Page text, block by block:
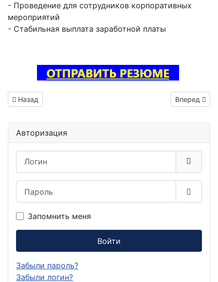
- Проведение для сотрудников корпоративных
мероприятий
- Стабильная выплата заработной платы
Предыдущий: Инженер испытатель на электромагнитную
Назад Следующий:
Вперед
Авторизация
Запомнить меня
Войти
Забыли пароль?
Забыли логин?